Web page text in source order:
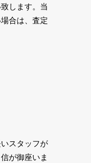
します。当
合は、査定
スタッフが
が御座いま